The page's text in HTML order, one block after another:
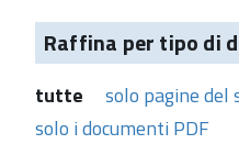
Raffina per tipo di
tutte
solo pagine del
solo i documenti PDF